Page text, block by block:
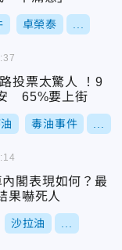
卓榮泰
投票太驚人 ！9
65%要上街
毒油事件
閣表現如何？最
果嚇死人
沙拉油